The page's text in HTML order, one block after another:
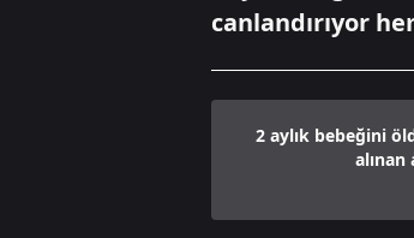
canlandırıyor
2 aylık bebeğini
alınan